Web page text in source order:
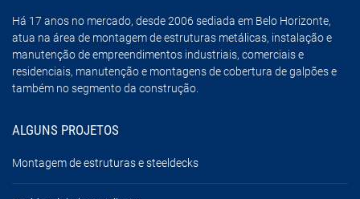
Há 17 anos no mercado, desde 2006 sediada em Belo Horizonte,
atua na área de montagem de estruturas metálicas, instalação e
manutenção de empreendimentos industriais, comerciais e
residenciais, manutenção e montagens de cobertura de galpões e
também no segmento da construção.
ALGUNS PROJETOS
Montagem de estruturas e steeldecks